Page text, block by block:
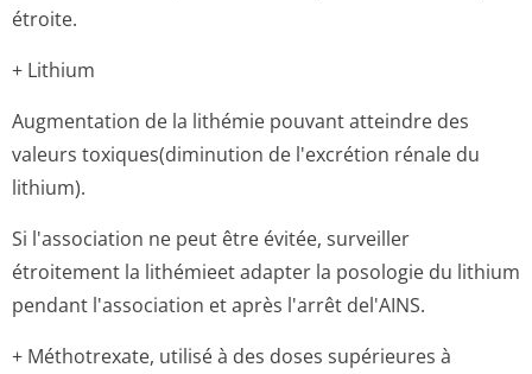
étroite.
+ Lithium
Augmentation de la lithémie pouvant atteindre des
valeurs toxiques(diminution de l'excrétion rénale du
lithium).
Si l'association ne peut être évitée, surveiller
étroitement la lithémieet adapter la posologie du lithium
pendant l'association et après l'arrêt del'AINS.
+ Méthotrexate, utilisé à des doses supérieures à